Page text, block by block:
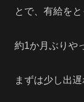
とで、有給を
約1か月ぶりや
まずは少し出